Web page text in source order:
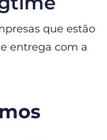
que estão
entrega com a